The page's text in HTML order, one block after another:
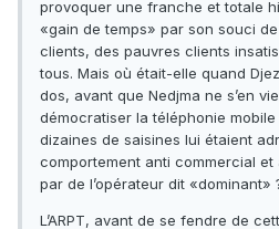
provoquer une franche et totale
«gain de temps» par son souci
clients, des pauvres clients
tous. Mais où était-elle quand
dos, avant que Nedjma ne s’en
démocratiser la téléphonie
dizaines de saisines lui étaient
comportement anti commercial
par de l’opérateur dit «dominant»
L’ARPT, avant de se fendre de